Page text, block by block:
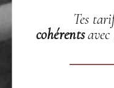
Tes
cohérentsavec